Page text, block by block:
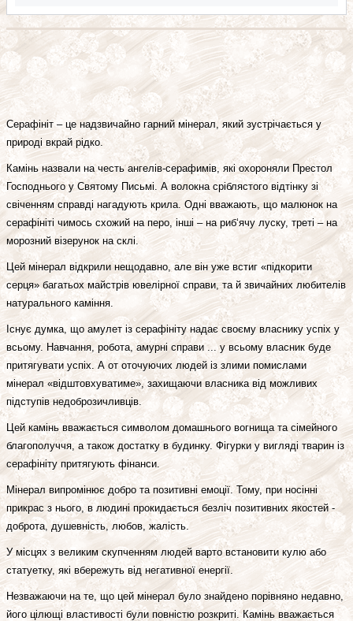
Серафініт – це надзвичайно гарний мінерал, який зустрічається у
природі вкрай рідко.
Камінь назвали на честь ангелів-серафимів, які охороняли Престол
Господнього у Святому Письмі. А волокна сріблястого відтінку зі
свіченням справді нагадують крила. Одні вважають, що малюнок на
серафініті чимось схожий на перо, інші – на риб‘ячу луску, треті – на
морозний візерунок на склі.
Цей мінерал відкрили нещодавно, але він уже встиг «підкорити
серця» багатьох майстрів ювелірної справи, та й звичайних любителів
натурального каміння.
Існує думка, що амулет із серафініту надає своєму власнику успіх у
всьому. Навчання, робота, амурні справи ... у всьому власник буде
притягувати успіх. А от оточуючих людей із злими помислами
мінерал «відштовхуватиме», захищаючи власника від можливих
підступів недоброзичливців.
Цей камінь вважається символом домашнього вогнища та сімейного
благополуччя, а також достатку в будинку. Фігурки у вигляді тварин із
серафініту притягують фінанси.
Мінерал випромінює добро та позитивні емоції. Тому, при носінні
прикрас з нього, в людині прокидається безліч позитивних якостей -
доброта, душевність, любов, жалість.
У місцях з великим скупченням людей варто встановити кулю або
статуетку, які вбережуть від негативної енергії.
Незважаючи на те, що цей мінерал було знайдено порівняно недавно,
його цілющі властивості були повністю розкриті. Камінь вважається